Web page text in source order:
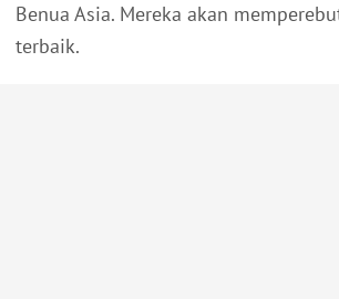
Benua Asia. Mereka akan
terbaik.